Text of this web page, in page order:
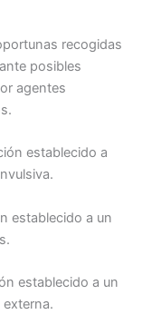
recogidas
posibles
agentes
establecido a
establecido a un
establecido a un